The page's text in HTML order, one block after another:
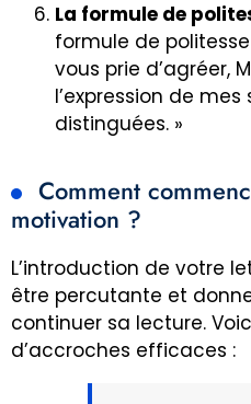
La formule de
formule de
vous prie d’agréer,
l’expression de
distinguées. »
Comment
motivation ?
L’introduction de votre
être percutante et
continuer sa lecture.
d’accroches efficaces :